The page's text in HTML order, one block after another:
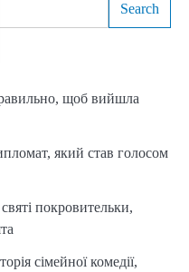
Search
щоб вийшла
який став голосом
покровительки,
сімейної комедії,